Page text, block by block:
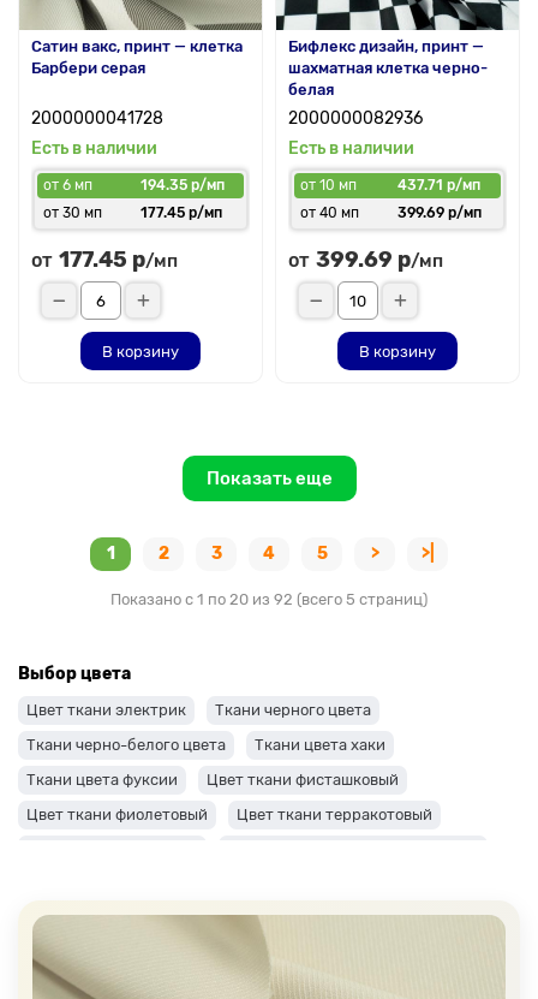
Сатин вакс, принт — клетка
Барбери серая
2000000041728
Есть в наличии
от 6 мп
194.35 р/мп
от 30 мп
177.45 р/мп
от 177.45 р/мп
В корзину
Бифлекс дизайн, принт —
шахматная клетка черно-
белая
2000000082936
Есть в наличии
от 10 мп
437.71 р/мп
от 40 мп
399.69 р/мп
от 399.69 р/мп
В корзину
Показать еще
1 2 3 4 5 > >|
Показано с 1 по 20 из 92 (всего 5 страниц)
Выбор цвета
Цвет ткани электрик
Ткани черного цвета
Ткани черно-белого цвета
Ткани цвета хаки
Ткани цвета фуксии
Цвет ткани фисташковый
Цвет ткани фиолетовый
Цвет ткани терракотовый
Цвет ткани салатовый
Цвет ткани розовый
Ткани цвета пудра
Ткани оранжевого цвета
Ткани оливкового цвета